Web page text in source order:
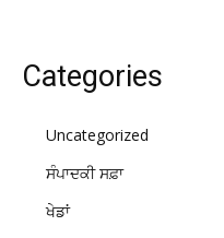
Categories
Uncategorized
ਸੰਪਾਦਕੀ ਸਫ਼ਾ
ਖੇਡਾਂ